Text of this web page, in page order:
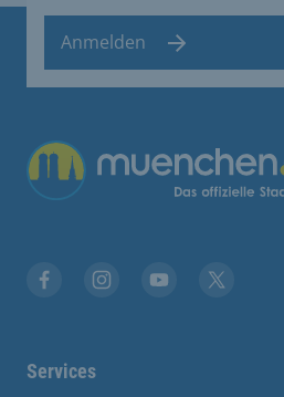
Anmelden
Übergreifende
Services